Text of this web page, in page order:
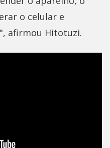
o celular e
afirmou Hitotuzi.